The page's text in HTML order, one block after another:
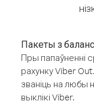
Пакеты з
Пры папаўненні
рахунку Viber
званіць на любы
выклікі Viber.